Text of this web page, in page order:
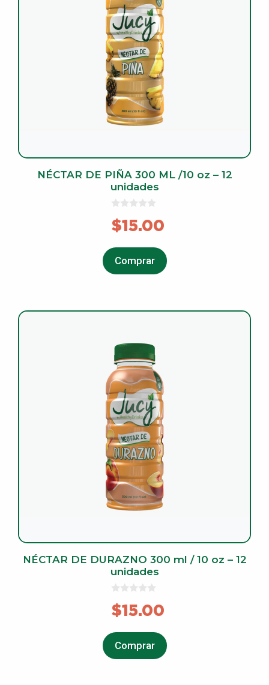
NÉCTAR DE PIÑA 300 ML /10 oz – 12
unidades
o
u
o
$15.00
Comprar
NÉCTAR DE DURAZNO 300 ml / 10 oz – 12
unidades
o
u
o
$15.00
Comprar